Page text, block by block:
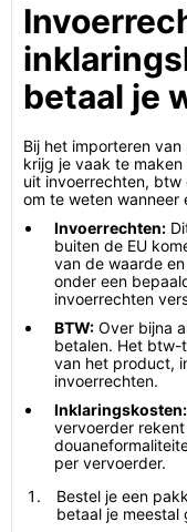
betaal je
Bij het importeren
krijg je vaak te
uit invoerrechten, btw
om te weten wanneer
Invoerrechten:
buiten de EU
van de waarde
onder een
invoerrechten
BTW: Over bijna
betalen. Het
van het product,
invoerrechten.
Inklaringskosten:
vervoerder
per vervoerder.
Bestel je een
betaal je meestal